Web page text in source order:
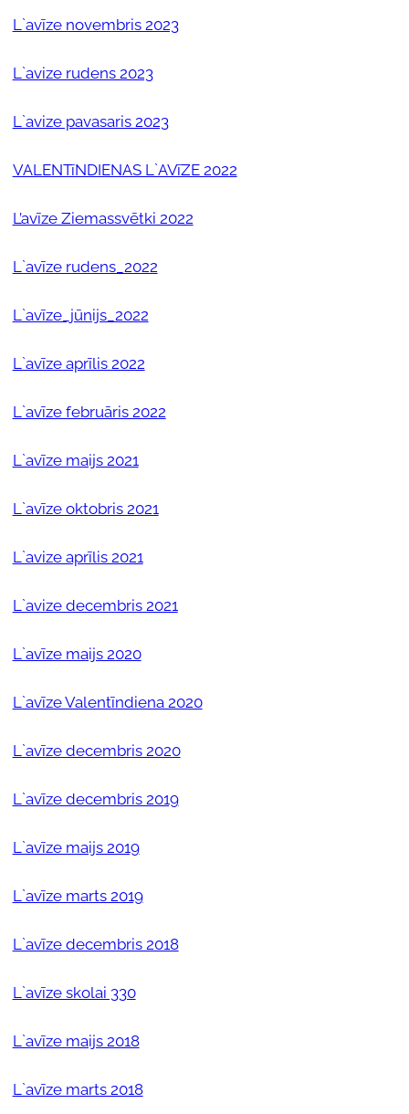
L`avīze novembris 2023
L`avize rudens 2023
L`avize pavasaris 2023
VALENTīNDIENAS L`AVīZE 2022
L’avīze Ziemassvētki 2022
L`avīze rudens_2022
L`avīze_jūnijs_2022
L`avīze aprīlis 2022
L`avīze februāris 2022
L`avīze maijs 2021
L`avīze oktobris 2021
L`avize aprīlis 2021
L`avize decembris 2021
L`avīze maijs 2020
L`avīze Valentīndiena 2020
L`avīze decembris 2020
L`avīze decembris 2019
L`avīze maijs 2019
L`avīze marts 2019
L`avīze decembris 2018
L`avīze skolai 330
L`avīze maijs 2018
L`avīze marts 2018